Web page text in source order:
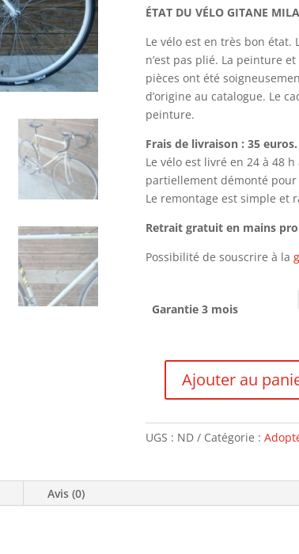
ÉTAT DU VÉLO GITANE
Le vélo est en très bon état.
n’est pas plié. La peinture et
pièces ont été
d’origine au catalogue. Le
peinture.
Frais de livraison : 35 euros.
Le vélo est livré en 24 à 48
partiellement démonté
Le remontage est simple et
Retrait gratuit en mains
Possibilité de souscrire à la
Garantie 3 mois
quantité
Gitane
Milan
Remo
Ajouter au
UGS : ND Catégorie :
Avis (0)